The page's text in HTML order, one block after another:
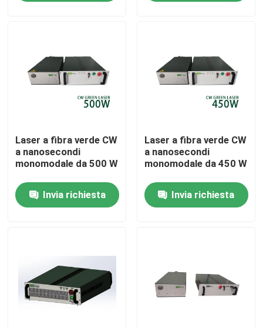
Video
Spettacolo VR
Chi siamo
Controllo di qualità
Richiedi un preventivo
Laser a fibra verde CW
a nanosecondi
monomodale da 500 W
Invia richiesta
Laser a fibra verde CW
a nanosecondi
monomodale da 450 W
Invia richiesta